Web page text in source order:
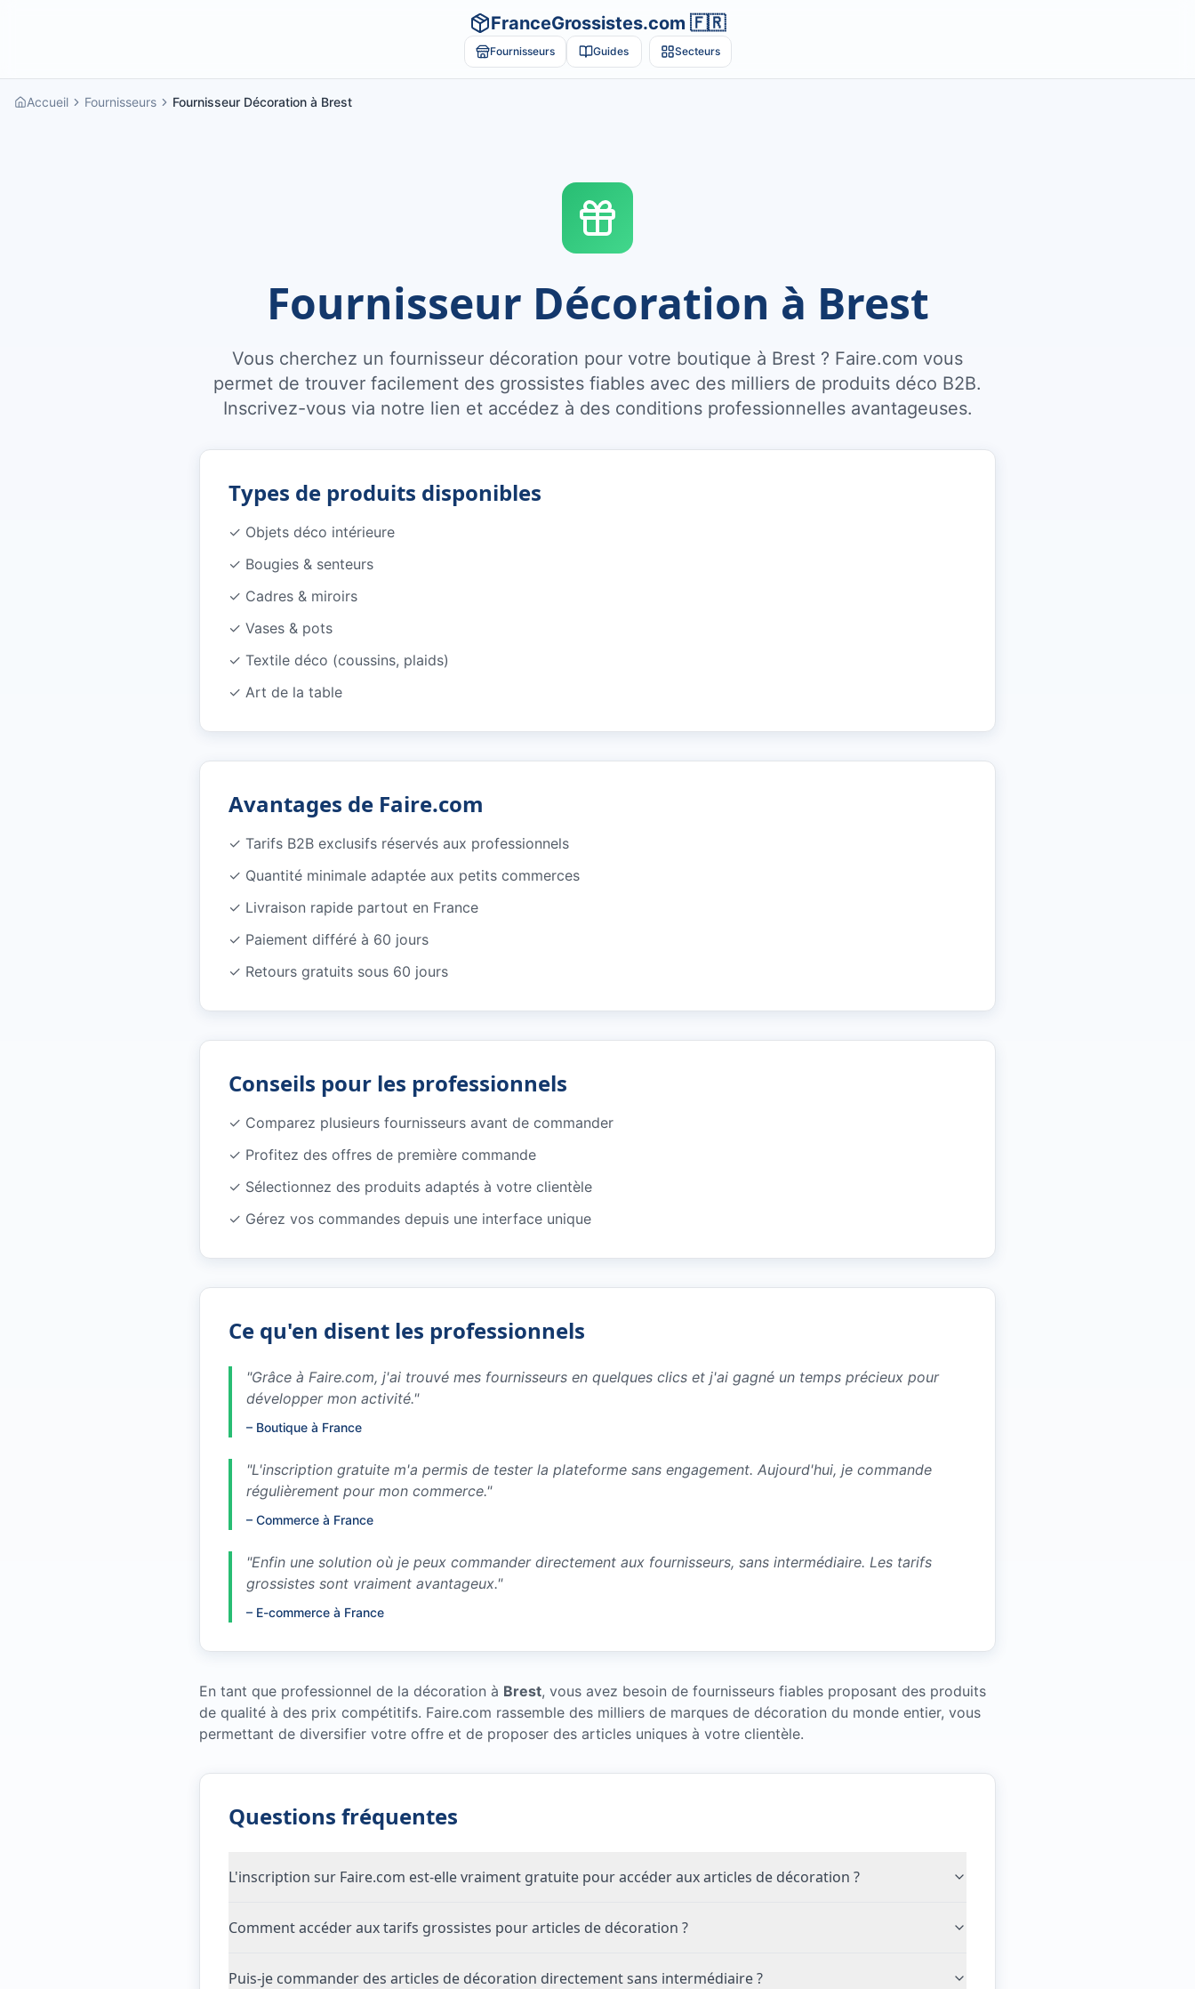
FranceGrossistes.com 🇫🇷
Fournisseurs Guides Secteurs
Accueil Fournisseurs Fournisseur Décoration à Brest
Fournisseur Décoration à Brest
Vous cherchez un fournisseur décoration pour votre boutique à Brest ? Faire.com vous
permet de trouver facilement des grossistes fiables avec des milliers de produits déco B2B.
Inscrivez-vous via notre lien et accédez à des conditions professionnelles avantageuses.
Types de produits disponibles
✓ Objets déco intérieure
✓ Bougies & senteurs
✓ Cadres & miroirs
✓ Vases & pots
✓ Textile déco (coussins, plaids)
✓ Art de la table
Avantages de Faire.com
✓ Tarifs B2B exclusifs réservés aux professionnels
✓ Quantité minimale adaptée aux petits commerces
✓ Livraison rapide partout en France
✓ Paiement différé à 60 jours
✓ Retours gratuits sous 60 jours
Conseils pour les professionnels
✓ Comparez plusieurs fournisseurs avant de commander
✓ Profitez des offres de première commande
✓ Sélectionnez des produits adaptés à votre clientèle
✓ Gérez vos commandes depuis une interface unique
Ce qu'en disent les professionnels
"Grâce à Faire.com, j'ai trouvé mes fournisseurs en quelques clics et j'ai gagné un temps précieux pour
développer mon activité."
– Boutique à France
"L'inscription gratuite m'a permis de tester la plateforme sans engagement. Aujourd'hui, je commande
régulièrement pour mon commerce."
– Commerce à France
"Enfin une solution où je peux commander directement aux fournisseurs, sans intermédiaire. Les tarifs
grossistes sont vraiment avantageux."
– E-commerce à France
En tant que professionnel de la décoration à Brest, vous avez besoin de fournisseurs fiables proposant des produits
de qualité à des prix compétitifs. Faire.com rassemble des milliers de marques de décoration du monde entier, vous
permettant de diversifier votre offre et de proposer des articles uniques à votre clientèle.
Questions fréquentes
L'inscription sur Faire.com est-elle vraiment gratuite pour accéder aux articles de décoration ?
Comment accéder aux tarifs grossistes pour articles de décoration ?
Puis-je commander des articles de décoration directement sans intermédiaire ?